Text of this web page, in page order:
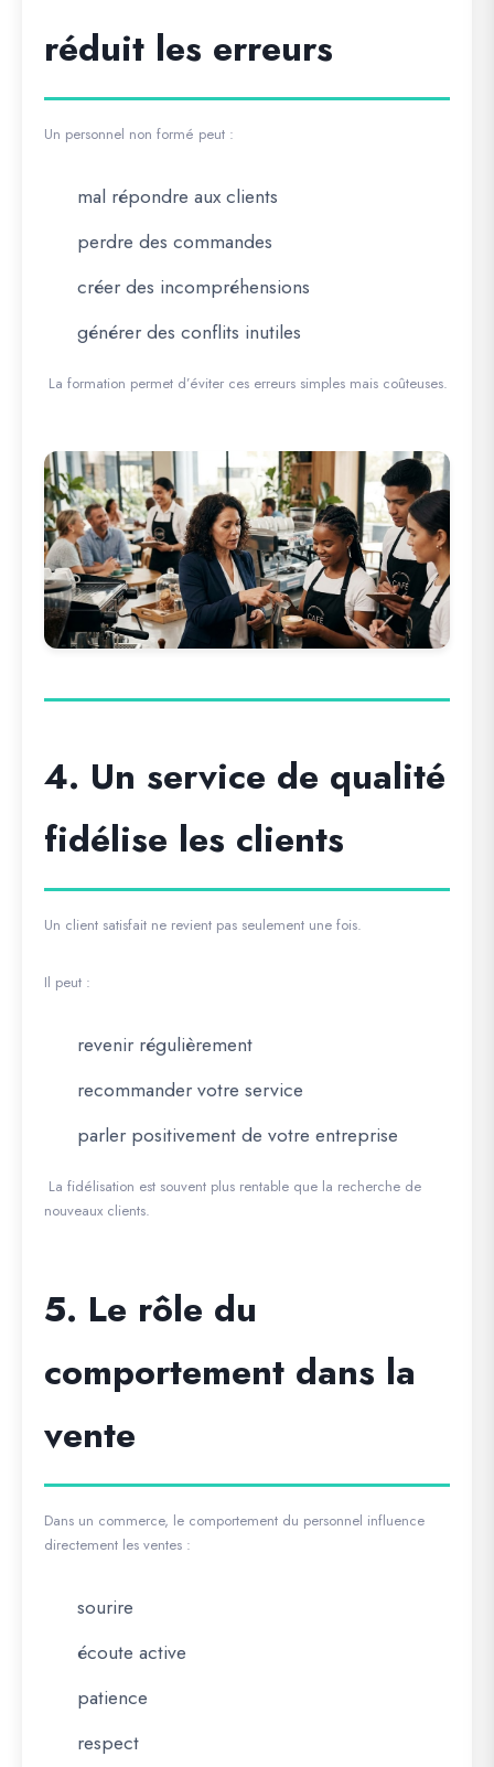
réduit les erreurs
Un personnel non formé peut :
mal répondre aux clients
perdre des commandes
créer des incompréhensions
générer des conflits inutiles
La formation permet d’éviter ces erreurs simples mais coûteuses.
4. Un service de qualité
fidélise les clients
Un client satisfait ne revient pas seulement une fois.
Il peut :
revenir régulièrement
recommander votre service
parler positivement de votre entreprise
La fidélisation est souvent plus rentable que la recherche de
nouveaux clients.
5. Le rôle du
comportement dans la
vente
Dans un commerce, le comportement du personnel influence
directement les ventes :
sourire
écoute active
patience
respect